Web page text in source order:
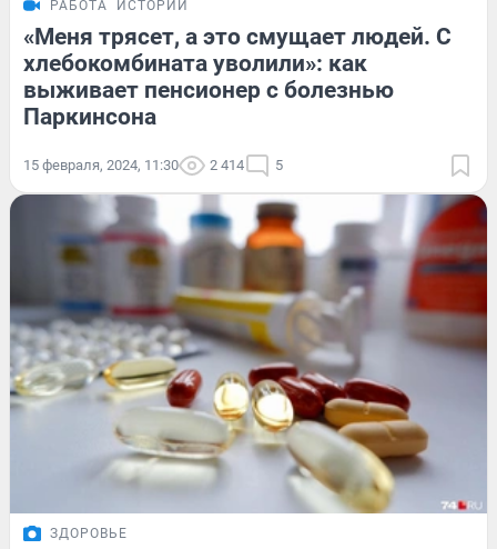
РАБОТА ИСТОРИИ
«Меня трясет, а это смущает людей. С
хлебокомбината уволили»: как
выживает пенсионер с болезнью
Паркинсона
15 февраля, 2024, 11:30 2 414 5
ЗДОРОВЬЕ